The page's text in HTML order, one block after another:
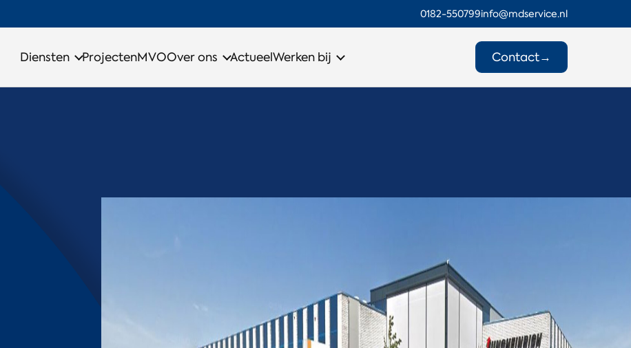
0182-550799info@mdservice.nl
Diensten ProjectenMVOOver ons ActueelWerken bij Contact→